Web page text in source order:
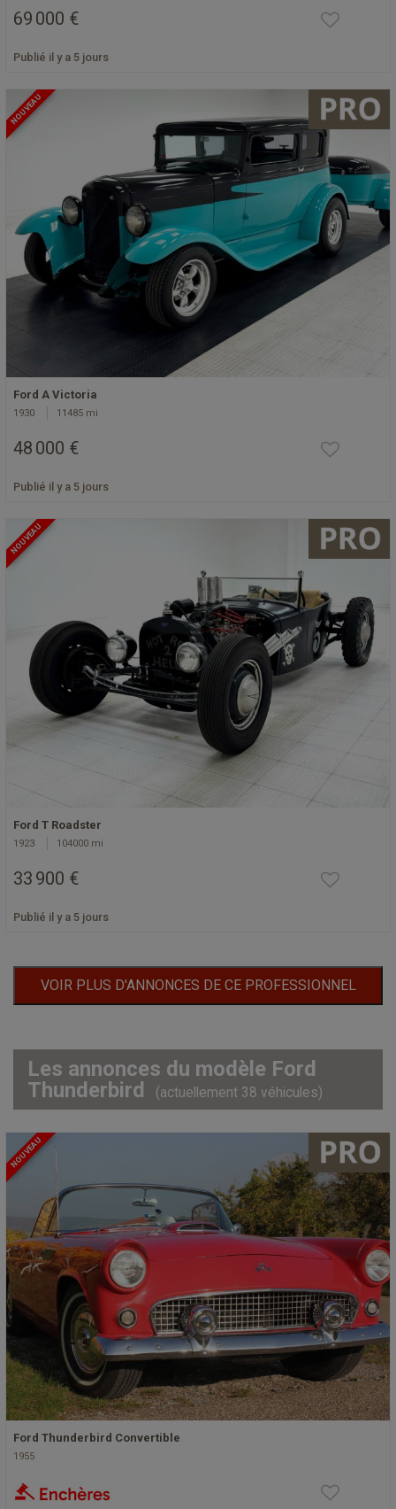
69 000 €
Publié il y a 5 jours
NOUVEAU
Ford A Victoria
1930 11485 mi
48 000 €
Publié il y a 5 jours
NOUVEAU
Ford T Roadster
1923 104000 mi
33 900 €
Publié il y a 5 jours
VOIR PLUS D'ANNONCES DE CE PROFESSIONNEL
Les annonces du modèle Ford
Thunderbird
(actuellement 38 véhicules)
NOUVEAU
Ford Thunderbird Convertible
1955